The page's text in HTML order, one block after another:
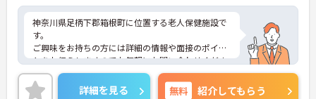
神奈川県足柄下郡箱根町に位置する老人保健施設で
す。
ご興味をお持ちの方には詳細の情報や面接のポイン
トをお伝えしますのでお気軽にお問い合わせくださ
いませ。
詳細を見る 無料 紹介してもらう